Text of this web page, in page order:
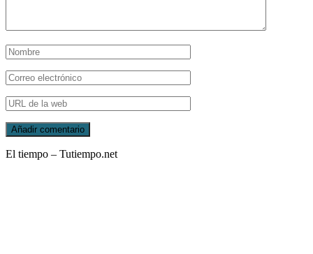
El tiempo – Tutiempo.net